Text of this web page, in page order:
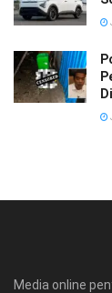
Media online